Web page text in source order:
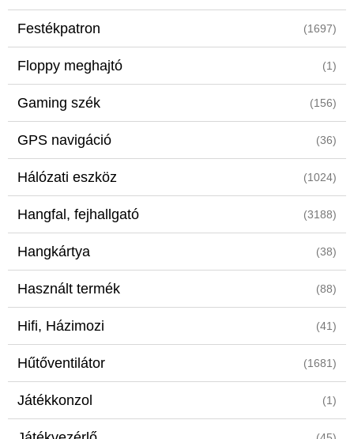
Festékpatron (1697)
Floppy meghajtó (1)
Gaming szék (156)
GPS navigáció (36)
Hálózati eszköz (1024)
Hangfal, fejhallgató (3188)
Hangkártya (38)
Használt termék (88)
Hifi, Házimozi (41)
Hűtőventilátor (1681)
Játékkonzol (1)